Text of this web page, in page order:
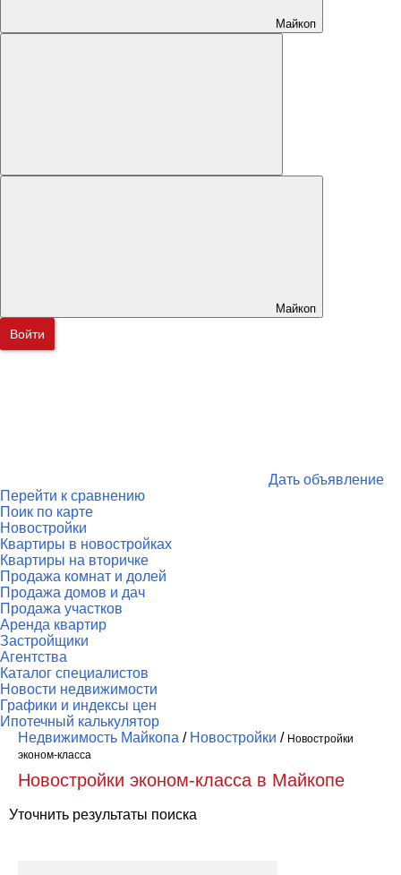
Майкоп
Майкоп
Войти
Дать объявление
Перейти к сравнению
Поик по карте
Новостройки
Квартиры в новостройках
Квартиры на вторичке
Продажа комнат и долей
Продажа домов и дач
Продажа участков
Аренда квартир
Застройщики
Агентства
Каталог специалистов
Новости недвижимости
Графики и индексы цен
Ипотечный калькулятор
Недвижимость Майкопа / Новостройки / Новостройки
эконом-класса
Новостройки эконом-класса в Майкопе
Уточнить результаты поиска